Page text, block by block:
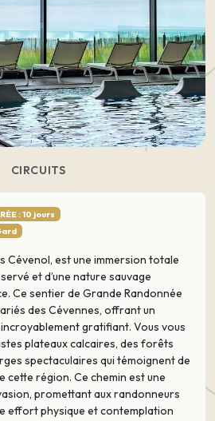
CIRCUITS
: 10 jours
Cévenol, est une immersion totale
et d’une nature sauvage
Ce sentier de Grande Randonnée
des Cévennes, offrant un
gratifiant. Vous vous
plateaux calcaires, des forêts
spectaculaires qui témoignent de
cette région. Ce chemin est une
promettant aux randonneurs
effort physique et contemplation